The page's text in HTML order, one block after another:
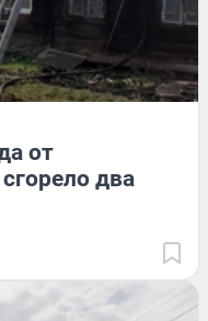
от
два